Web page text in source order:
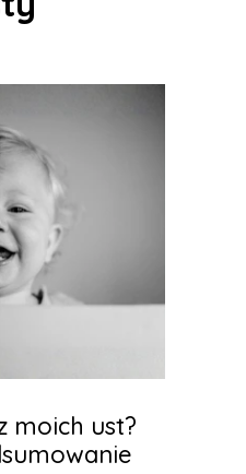
moich ust?